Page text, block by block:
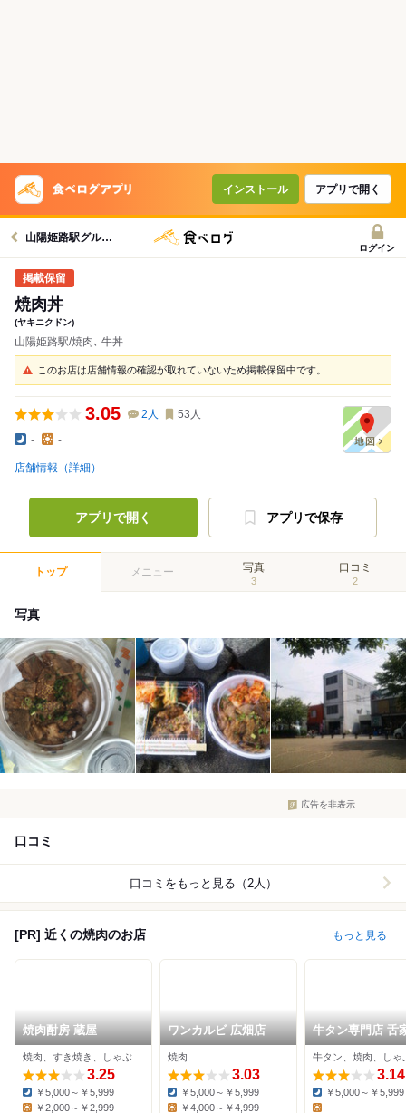
インストール アプリで開く
山陽姫路駅グルメへ
ログイン
焼肉丼
(ヤキニクドン)
山陽姫路駅/焼肉､ 牛丼
このお店は店舗情報の確認が取れていないため掲載保留中です。
3.05 2 人 53 人
- -
店舗情報（詳細）
アプリで開く アプリで保存
トップ メニュー 写真
3
口コミ
2
写真
広告を非表示
口コミ
口コミをもっと見る（2人）
[PR] 近くの焼肉のお店 もっと見る
焼肉酎房 蔵屋
3.25
Dinner:
￥5,000～￥5,999
￥2,000～￥2,999
ワンカルビ 広畑店
焼肉
3.03
Dinner:
￥5,000～￥5,999
￥4,000～￥4,999
牛タン専門店 舌
かを
3.14
Dinner:
￥5,000～￥5,999
-